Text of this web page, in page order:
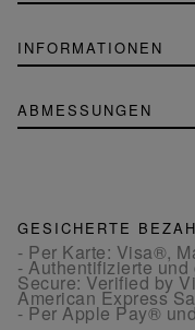
INFORMATIONEN
ABMESSUNGEN
GESICHERTE
- Per Karte: Visa®,
- Authentifizierte
Secure: Verified by
American Express
- Per Apple Pay®